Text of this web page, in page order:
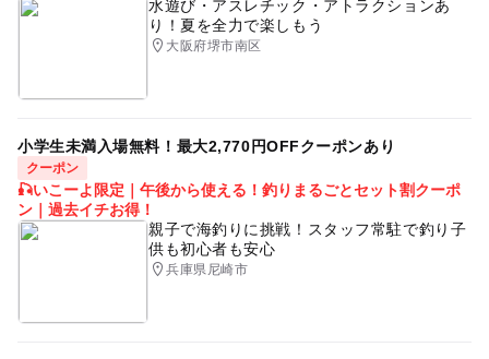
水遊び・アスレチック・アトラクションあ
り！夏を全力で楽しもう
大阪府堺市南区
小学生未満入場無料！最大2,770円OFFクーポンあり
クーポン
🎣いこーよ限定｜午後から使える！釣りまるごとセット割クーポ
ン｜過去イチお得！
親子で海釣りに挑戦！スタッフ常駐で釣り子
供も初心者も安心
兵庫県尼崎市